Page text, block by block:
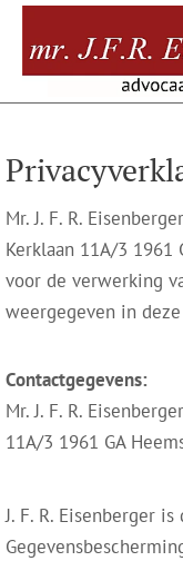
Mr. J. F. R.
Kerklaan 11A/3 1961
voor de verwerking
weergegeven in
Contactgegevens:
Mr. J. F. R.
11A/3 1961 GA
J. F. R. Eisenberger